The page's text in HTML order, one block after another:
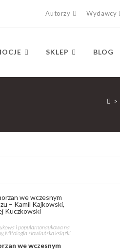
Autorzy Wydawcy
SKLEP BLOG
>
i popularnonaukowa na
, Mitologia słowiańska książki
we wczesnym